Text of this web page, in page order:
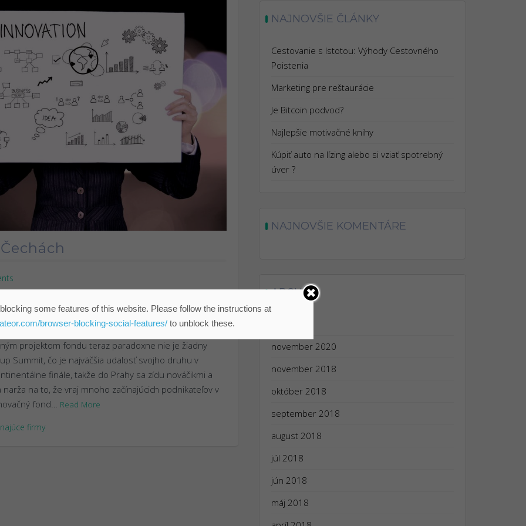
rokmi založil fond AirVentures. Ten má v
400 miliónov korún a zameriava sa najmä na
projektom fondu teraz paradoxne nie je žiadny
Summit, čo je najväčšia udalosť svojho druhu v
finále, takže do Prahy sa zídu nováčikmi a
na to, že vraj mnoho začínajúcich podnikateľov v
fond… Read More
firmy
NAJNOVŠIE ČLÁNKY
Cestovanie s Istotou: Výhody Cestovného
Poistenia
Marketing pre reštaurácie
Je Bitcoin podvod?
Najlepšie motivačné knihy
Kúpiť auto na lízing alebo si vziať spotrebný
úver ?
NAJNOVŠIE KOMENTÁRE
ARCHÍV
november 2020
november 2018
október 2018
september 2018
august 2018
júl 2018
jún 2018
máj 2018
some features of this website. Please follow the instructions at
browser-blocking-social-features/to unblock these.